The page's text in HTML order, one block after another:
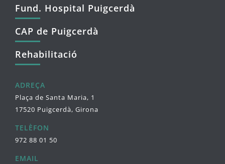
Fund. Hospital Puigcerdà
CAP de Puigcerdà
Rehabilitació
ADREÇA
Plaça de Santa Maria, 1
17520 Puigcerdà, Girona
TELÈFON
972 88 01 50
EMAIL